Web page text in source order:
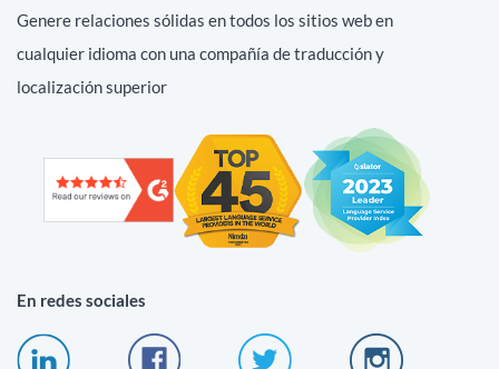
Genere relaciones sólidas en todos los sitios web en
cualquier idioma con una compañía de traducción y
localización superior
En redes sociales